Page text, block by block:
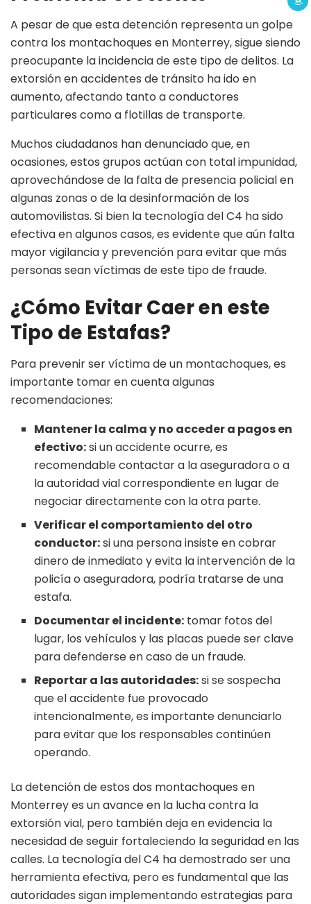
A pesar de que esta detención representa un golpe
contra los montachoques en Monterrey, sigue siendo
preocupante la incidencia de este tipo de delitos. La
extorsión en accidentes de tránsito ha ido en
aumento, afectando tanto a conductores
particulares como a flotillas de transporte.
Muchos ciudadanos han denunciado que, en
ocasiones, estos grupos actúan con total impunidad,
aprovechándose de la falta de presencia policial en
algunas zonas o de la desinformación de los
automovilistas. Si bien la tecnología del C4 ha sido
efectiva en algunos casos, es evidente que aún falta
mayor vigilancia y prevención para evitar que más
personas sean víctimas de este tipo de fraude.
¿Cómo Evitar Caer en este
Tipo de Estafas?
Para prevenir ser víctima de un montachoques, es
importante tomar en cuenta algunas
recomendaciones:
Mantener la calma y no acceder a pagos en
efectivo:si un accidente ocurre, es
recomendable contactar a la aseguradora o a
la autoridad vial correspondiente en lugar de
negociar directamente con la otra parte.
Verificar el comportamiento del otro
conductor:si una persona insiste en cobrar
dinero de inmediato y evita la intervención de la
policía o aseguradora, podría tratarse de una
estafa.
Documentar el incidente: tomar fotos del
lugar, los vehículos y las placas puede ser clave
para defenderse en caso de un fraude.
Reportar a las autoridades:si se sospecha
que el accidente fue provocado
intencionalmente, es importante denunciarlo
para evitar que los responsables continúen
operando.
La detención de estos dos montachoques en
Monterrey es un avance en la lucha contra la
extorsión vial, pero también deja en evidencia la
necesidad de seguir fortaleciendo la seguridad en las
calles. La tecnología del C4 ha demostrado ser una
herramienta efectiva, pero es fundamental que las
autoridades sigan implementando estrategias para